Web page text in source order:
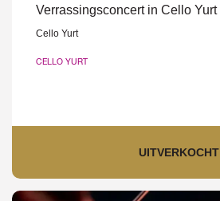
Verrassingsconcert in Cello Yurt
Cello Yurt
CELLO YURT
UITVERKOCHT